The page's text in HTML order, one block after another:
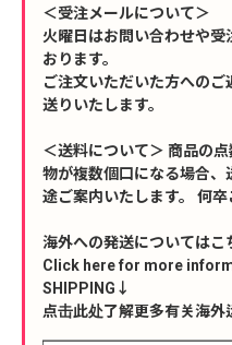
＜受注メールについて＞
火曜日はお問い合わせや
おります。
ご注文いただいた方への
送りいたします。
＜送料について＞ 商品の
物が複数個口になる場合、
途ご案内いたします。 何卒
海外への発送については
Click here for more
SHIPPING↓
点击此处了解更多有关海外